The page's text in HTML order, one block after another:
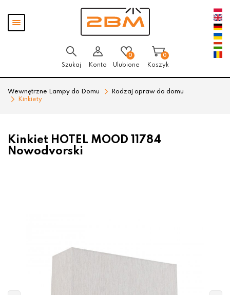
Pokaż
menu
Szukaj Konto
0
Ulubione
0
Koszyk
Wewnętrzne Lampy do Domu
Rodzaj opraw do domu
Kinkiety
Kinkiet HOTEL MOOD 11784
Nowodvorski